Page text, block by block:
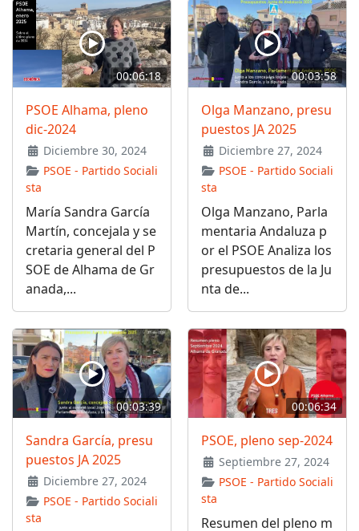
00:06:18
PSOE Alhama, pleno
dic-2024
Diciembre 30, 2024
PSOE - Partido Sociali
sta
María Sandra García
Martín, concejala y se
cretaria general del P
SOE de Alhama de Gr
anada,...
00:03:58
Olga Manzano, presu
puestos JA 2025
Diciembre 27, 2024
PSOE - Partido Sociali
sta
Olga Manzano, Parla
mentaria Andaluza p
or el PSOE Analiza los
presupuestos de la Ju
nta de...
00:03:39
Sandra García, presu
puestos JA 2025
Diciembre 27, 2024
PSOE - Partido Sociali
sta
00:06:34
PSOE, pleno sep-2024
Septiembre 27, 2024
PSOE - Partido Sociali
sta
Resumen del pleno m